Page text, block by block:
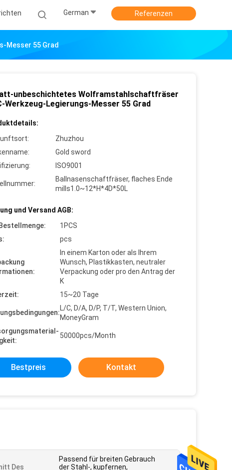
German Referenzen
Messer 55 Grad
unbeschichtetes Wolframstahlschaftfräser
Werkzeug-Legierungs-Messer 55 Grad
Zhuzhou
Gold sword
ISO9001
Ballnasenschaftfräser, flaches Ende
mills1.0~12*H*4D*50L
und Versand AGB:
1PCS
pcs
In einem Karton oder als Ihrem
Wunsch, Plastikkasten, neutraler
Verpackung oder pro den Antrag der
K
15~20 Tage
L/C, D/A, D/P, T/T, Western Union,
MoneyGram
50000pcs/Month
Bestpreis Kontakt
Des
Passend für breiten Gebrauch
der Stahl-, kupfernen,